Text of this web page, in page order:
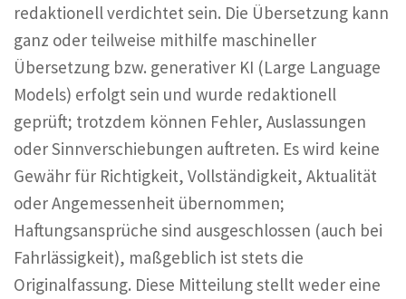
redaktionell verdichtet sein. Die Übersetzung kann
ganz oder teilweise mithilfe maschineller
Übersetzung bzw. generativer KI (Large Language
Models) erfolgt sein und wurde redaktionell
geprüft; trotzdem können Fehler, Auslassungen
oder Sinnverschiebungen auftreten. Es wird keine
Gewähr für Richtigkeit, Vollständigkeit, Aktualität
oder Angemessenheit übernommen;
Haftungsansprüche sind ausgeschlossen (auch bei
Fahrlässigkeit), maßgeblich ist stets die
Originalfassung. Diese Mitteilung stellt weder eine